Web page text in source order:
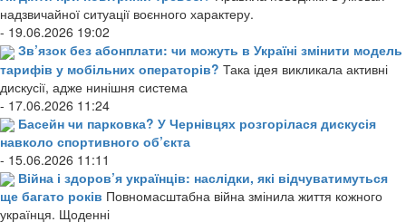
надзвичайної ситуації воєнного характеру.
- 19.06.2026 19:02
Зв’язок без абонплати: чи можуть в Україні змінити модель
тарифів у мобільних операторів? Така ідея викликала активні
дискусії, адже нинішня система
- 17.06.2026 11:24
Басейн чи парковка? У Чернівцях розгорілася дискусія
навколо спортивного об’єкта
- 15.06.2026 11:11
Війна і здоров’я українців: наслідки, які відчуватимуться
ще багато років Повномасштабна війна змінила життя кожного
українця. Щоденні